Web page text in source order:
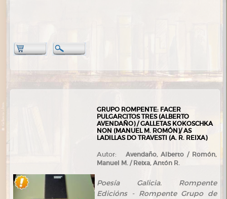
GRUPO ROMPENTE: FACER
PULGARCITOS TRES (ALBERTO
AVENDAÑO) / GALLETAS KOKOSCHKA
NON (MANUEL M. ROMÓN)/ AS
LADILLAS DO TRAVESTI (A. R. REIXA)
Autor: Avendaño, Alberto / Romón,
Manuel M. / Reixa, Antón R.
Poesía Galicia. Rompente
Edicións - Rompente Grupo de